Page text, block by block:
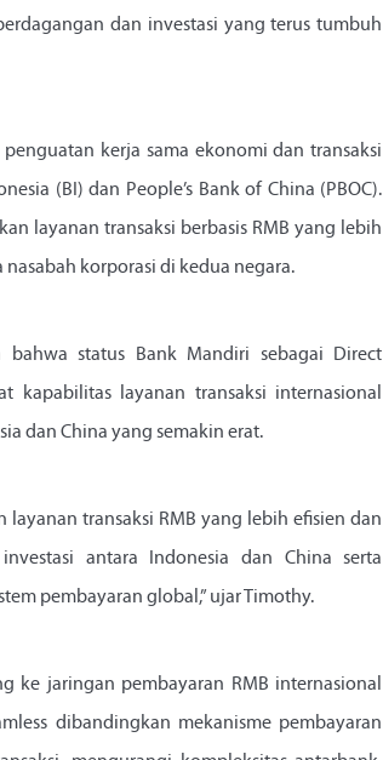
dan investasi yang terus tumbuh
kerja sama ekonomi dan transaksi
(BI) dan People’s Bank of China (PBOC).
layanan transaksi berbasis RMB yang lebih
nasabah korporasi di kedua negara.
bahwa status Bank Mandiri sebagai Direct
kapabilitas layanan transaksi internasional
dan China yang semakin erat.
layanan transaksi RMB yang lebih efisien dan
antara Indonesia dan China serta
pembayaran global,” ujar Timothy.
ke jaringan pembayaran RMB internasional
dibandingkan mekanisme pembayaran